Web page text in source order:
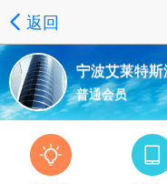
返回
宁波艾莱特
普通会员